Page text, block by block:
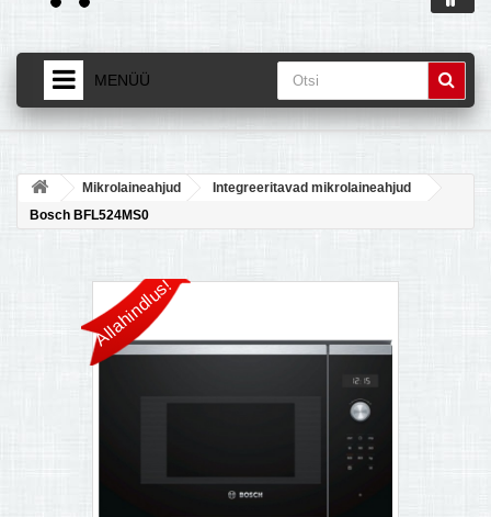
MENÜÜ
+
TOOTED
MULTIKEETJAST JA SELLE OMADUSEST
KONTAKTID JA REKVISIIDID
BOONUSPROGRAMM
Mikrolaineahjud
Integreeritavad mikrolaineahjud
Bosch BFL524MS0
Allahindlus!